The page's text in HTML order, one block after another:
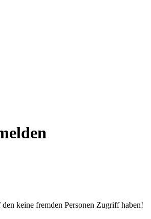
keine fremden Personen Zugriff haben!